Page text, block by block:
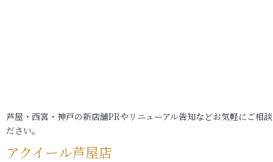
芦屋・西宮・神戸の新店舗PRやリニューアル告知などお気軽にご相
ださい。
アクイール芦屋店